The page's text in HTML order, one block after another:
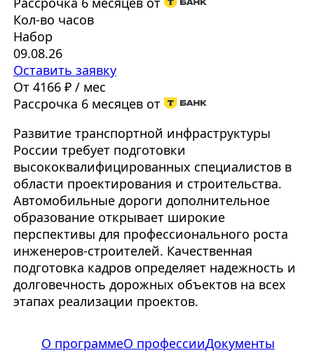
Кол-во часов
Набор
09.08.26
Оставить заявку
От 4166 ₽ / мес
Рассрочка 6 месяцев от
Развитие транспортной инфраструктуры
России требует подготовки
высококвалифицированных специалистов в
области проектирования и строительства.
Автомобильные дороги дополнительное
образование открывает широкие
перспективы для профессионального роста
инженеров-строителей. Качественная
подготовка кадров определяет надежность и
долговечность дорожных объектов на всех
этапах реализации проектов.
О программеО профессииДокументы